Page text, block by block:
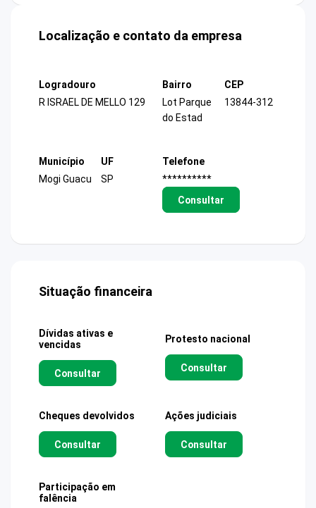
Localização e contato da empresa
Logradouro
R ISRAEL DE MELLO 129
Bairro
Lot Parque
do Estad
CEP
13844-312
Município
Mogi Guacu
UF
SP
Telefone
**********
Consultar
Situação financeira
Dívidas ativas e
vencidas
Consultar
Protesto nacional
Consultar
Cheques devolvidos
Consultar
Ações judiciais
Consultar
Participação em
falência